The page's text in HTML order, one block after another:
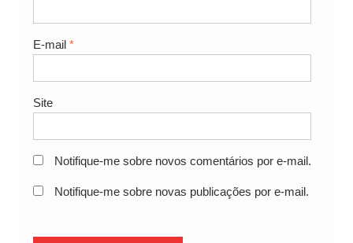
E-mail *
Site
Notifique-me sobre novos comentários por e-mail.
Notifique-me sobre novas publicações por e-mail.